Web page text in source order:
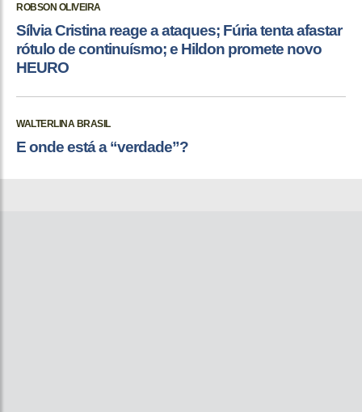
ROBSON OLIVEIRA
Sílvia Cristina reage a ataques; Fúria tenta afastar
rótulo de continuísmo; e Hildon promete novo
HEURO
WALTERLINA BRASIL
E onde está a “verdade”?